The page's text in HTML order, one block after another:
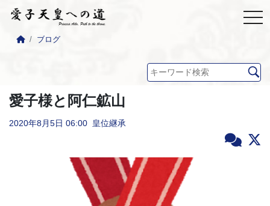
ブログ
愛子様と阿仁鉱山
2020年8月5日 06:00 皇位継承